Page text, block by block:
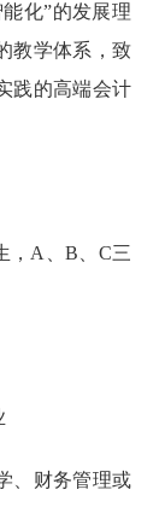
化”的发展理
教学体系，致
践的高端会计
，A、B、C三
、财务管理或